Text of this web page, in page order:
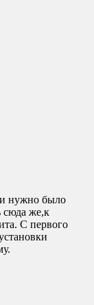
нужно было
сюда же,к
С первого